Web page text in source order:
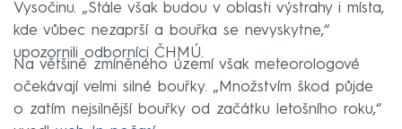
Vysočinu. „Stále však budou v oblasti výstrahy i místa,
kde vůbec nezaprší a bouřka se nevyskytne,“
upozornili odborníci ČHMÚ.
Na většině zmíněného území však meteorologové
očekávají velmi silné bouřky. „Množstvím škod půjde
o zatím nejsilnější bouřky od začátku letošního roku,“